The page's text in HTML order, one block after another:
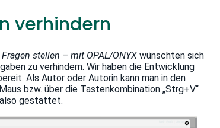
verhindern
stellen – mit OPAL/ONYX wünschten sich
zu verhindern. Wir haben die Entwicklung
Als Autor oder Autorin kann man in den
bzw. über die Tastenkombination „Strg+V“
gestattet.